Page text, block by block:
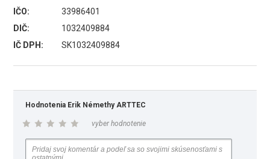
IČO:
33986401
DIČ:
1032409884
IČ DPH:
SK1032409884
Hodnotenia Erik Némethy ARTTEC
vyber hodnotenie